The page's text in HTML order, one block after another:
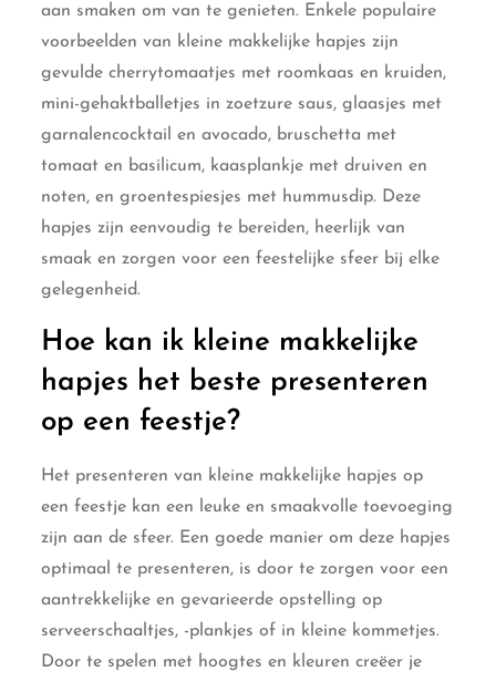
aan smaken om van te genieten. Enkele populaire
voorbeelden van kleine makkelijke hapjes zijn
gevulde cherrytomaatjes met roomkaas en kruiden,
mini-gehaktballetjes in zoetzure saus, glaasjes met
garnalencocktail en avocado, bruschetta met
tomaat en basilicum, kaasplankje met druiven en
noten, en groentespiesjes met hummusdip. Deze
hapjes zijn eenvoudig te bereiden, heerlijk van
smaak en zorgen voor een feestelijke sfeer bij elke
gelegenheid.
Hoe kan ik kleine makkelijke
hapjes het beste presenteren
op een feestje?
Het presenteren van kleine makkelijke hapjes op
een feestje kan een leuke en smaakvolle toevoeging
zijn aan de sfeer. Een goede manier om deze hapjes
optimaal te presenteren, is door te zorgen voor een
aantrekkelijke en gevarieerde opstelling op
serveerschaaltjes, -plankjes of in kleine kommetjes.
Door te spelen met hoogtes en kleuren creëer je